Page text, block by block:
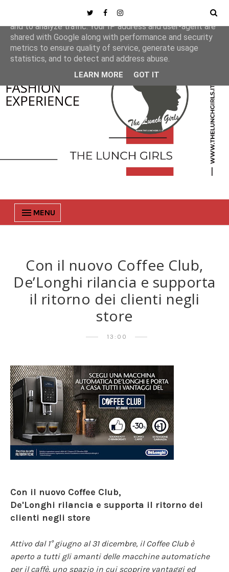
MENU
Con il nuovo Coffee Club,
De’Longhi rilancia e supporta
il ritorno dei clienti negli
store
13:00
Con il nuovo Coffee Club,
De'Longhi rilancia e supporta il ritorno dei
clienti negli store
Attivo dal 1° giugno al 31 dicembre, il Coffee Club è
aperto a tutti gli amanti delle macchine automatiche
per il caffè, uno spazio in cui scoprire vantaggi ed
This site uses cookies from Google to deliver its services
and to analyze traffic. Your IP address and user-agent are
shared with Google along with performance and security
metrics to ensure quality of service, generate usage
statistics, and to detect and address abuse.
LEARN MORE GOT IT